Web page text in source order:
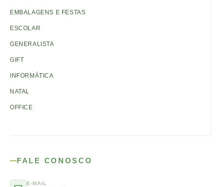
EMBALAGENS E FESTAS
ESCOLAR
GENERALISTA
GIFT
INFORMÁTICA
NATAL
OFFICE
FALE CONOSCO
E-MAIL